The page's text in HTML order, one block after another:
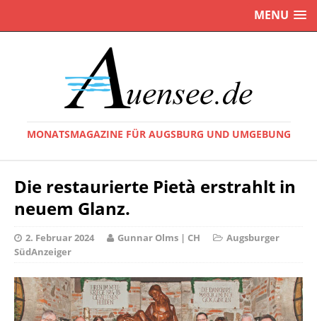
MENU
MONATSMAGAZINE FÜR AUGSBURG UND UMGEBUNG
Die restaurierte Pietà erstrahlt in
neuem Glanz.
2. Februar 2024 Gunnar Olms | CH
Augsburger
SüdAnzeiger